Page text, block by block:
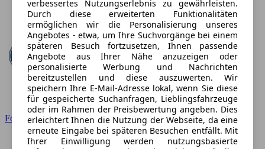
Ford
verbessertes Nutzungserlebnis zu gewährleisten.
Durch diese erweiterten Funktionalitäten
ermöglichen wir die Personalisierung unseres
Angebotes - etwa, um Ihre Suchvorgänge bei einem
späteren Besuch fortzusetzen, Ihnen passende
Angebote aus Ihrer Nähe anzuzeigen oder
personalisierte Werbung und Nachrichten
bereitzustellen und diese auszuwerten. Wir
speichern Ihre E-Mail-Adresse lokal, wenn Sie diese
für gespeicherte Suchanfragen, Lieblingsfahrzeuge
oder im Rahmen der Preisbewertung angeben. Dies
erleichtert Ihnen die Nutzung der Webseite, da eine
erneute Eingabe bei späteren Besuchen entfällt. Mit
Ihrer Einwilligung werden nutzungsbasierte